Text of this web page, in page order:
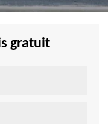
gratuit